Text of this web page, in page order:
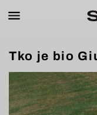
Tko je bio